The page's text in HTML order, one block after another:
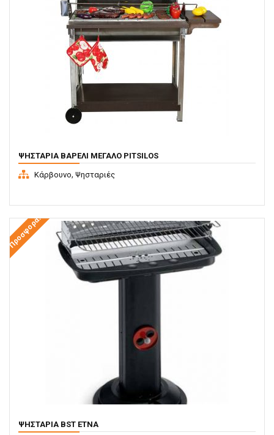
ΨΗΣΤΑΡΙΆ ΒΑΡΈΛΙ ΜΕΓΆΛΟ PITSILOS
Κάρβουνο, Ψησταριές
Προσφορά!
ΨΗΣΤΑΡΙΆ BST ETNA